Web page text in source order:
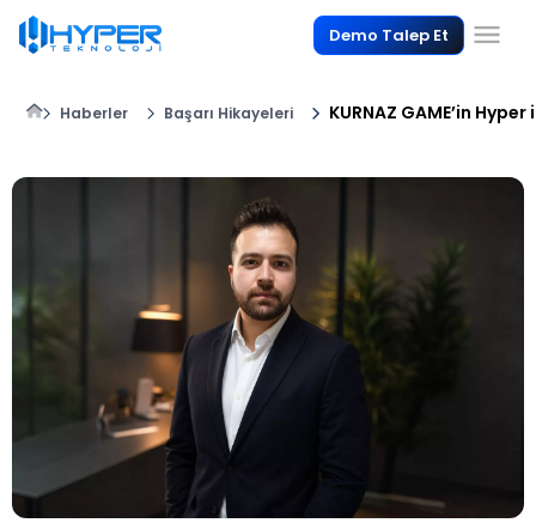
Demo Talep Et
Haberler Başarı Hikayeleri KURNAZ GAME’in